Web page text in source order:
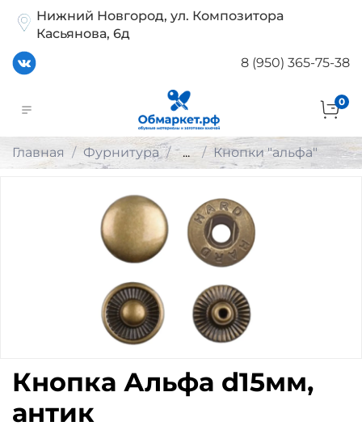
Нижний Новгород, ул. Композитора
Касьянова, 6д
8 (950) 365-75-38
0
Главная Фурнитура ... Кнопки "альфа"
Кнопка Альфа d15мм,
антик